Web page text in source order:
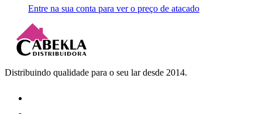
Entre na sua conta para ver o preço de atacado
Distribuindo qualidade para o seu lar desde 2014.